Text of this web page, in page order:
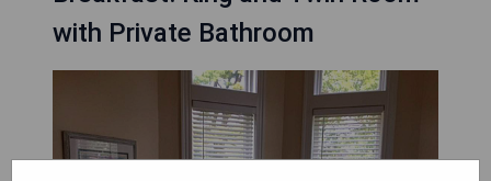
with Private Bathroom